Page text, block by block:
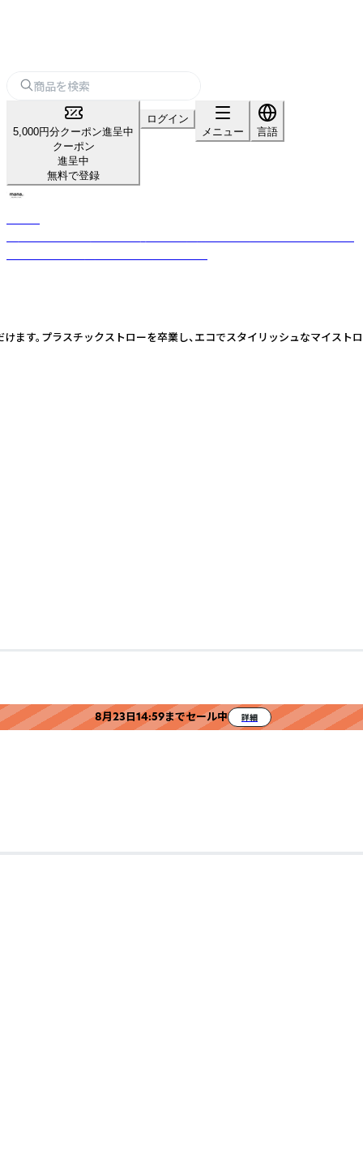
5,000円分クーポン進呈中
クーポン
進呈中
無料で登録
ログイン
メニュー
言語
。プラスチックストローを卒業し、エコでスタイリッシュなマ
8月23日14:59までセール中 詳細